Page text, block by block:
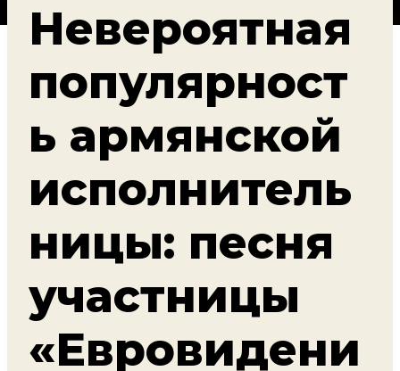
Невероятная
популярност
ь армянской
исполнитель
ницы: песня
участницы
«Евровидени